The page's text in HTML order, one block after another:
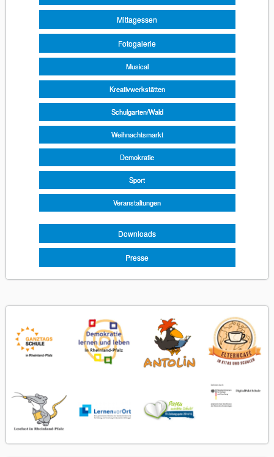
Mittagessen
Fotogalerie
Musical
Kreativwerkstätten
Schulgarten/Wald
Weihnachtsmarkt
Demokratie
Sport
Veranstaltungen
Downloads
Presse